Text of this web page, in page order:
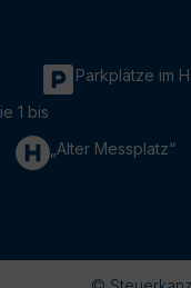
Parkplätze im
1 bis
„Alter Messplatz“